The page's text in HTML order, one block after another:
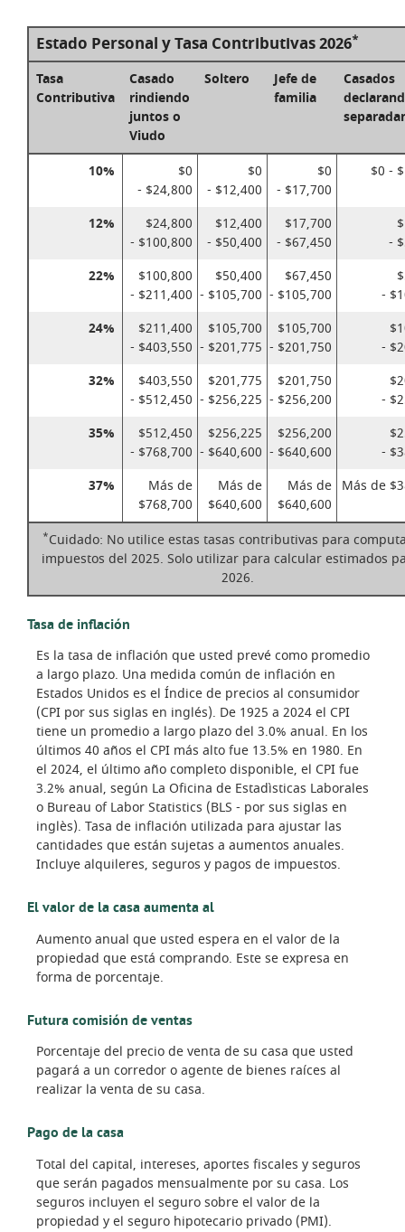
Estado Personal y Tasa Contributivas 2026*
Tasa
Contributiva
Casado
rindiendo
juntos o
Viudo
Soltero
Jefe de
familia
Casados
10%
$0
- $24,800
$0
- $12,400
$0
- $17,700
$0 -
12%
$24,800
- $100,800
$12,400
- $50,400
$17,700
- $67,450
-
22%
$100,800
- $211,400
$50,400
- $105,700
$67,450
- $105,700
-
24%
$211,400
- $403,550
$105,700
- $201,775
$105,700
- $201,750
-
32%
$403,550
- $512,450
$201,775
- $256,225
$201,750
- $256,200
-
35%
$512,450
- $768,700
$256,225
- $640,600
$256,200
- $640,600
-
37%
Más de
$768,700
Más de
$640,600
Más de
$640,600
Más de
*Cuidado: No utilice estas tasas contributivas para
impuestos del 2025. Solo utilizar para calcular estimados
2026.
Tasa de inflación
Es la tasa de inflación que usted prevé como promedio
a largo plazo. Una medida común de inflación en
Estados Unidos es el Índice de precios al consumidor
(CPI por sus siglas en inglés). De 1925 a 2024 el CPI
tiene un promedio a largo plazo del 3.0% anual. En los
últimos 40 años el CPI más alto fue 13.5% en 1980. En
el 2024, el último año completo disponible, el CPI fue
3.2% anual, según La Oficina de Estadìsticas Laborales
o Bureau of Labor Statistics (BLS - por sus siglas en
inglès). Tasa de inflación utilizada para ajustar las
cantidades que están sujetas a aumentos anuales.
Incluye alquileres, seguros y pagos de impuestos.
El valor de la casa aumenta al
Aumento anual que usted espera en el valor de la
propiedad que está comprando. Este se expresa en
forma de porcentaje.
Futura comisión de ventas
Porcentaje del precio de venta de su casa que usted
pagará a un corredor o agente de bienes raíces al
realizar la venta de su casa.
Pago de la casa
Total del capital, intereses, aportes fiscales y seguros
que serán pagados mensualmente por su casa. Los
seguros incluyen el seguro sobre el valor de la
propiedad y el seguro hipotecario privado (PMI).